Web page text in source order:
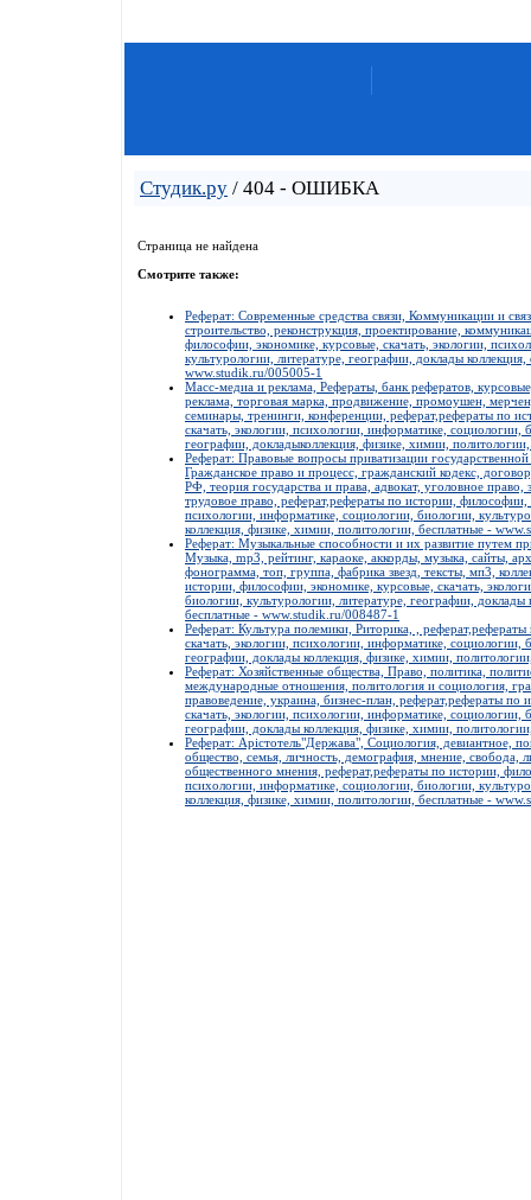
Студик.ру / 404 - ОШИБКА
Страница не найдена
Смотрите также:
Реферат: Современные средства связи, Коммуникации и
строительство, реконструкция, проектирование,
философии, экономике, курсовые, скачать, экологии,
культурологии, литературе, географии, доклады
www.studik.ru/005005-1
Масс-медиа и реклама, Рефераты, банк рефератов,
реклама, торговая марка, продвижение, промоушен,
семинары, тренинги, конференции, реферат,рефераты по
скачать, экологии, психологии, информатике, социологии,
географии, докладыколлекция, физике, химии,
Реферат: Правовые вопросы приватизации
Гражданское право и процесс, гражданский кодекс,
РФ, теория государства и права, адвокат, уголовное право,
трудовое право, реферат,рефераты по истории, философии,
психологии, информатике, социологии, биологии,
коллекция, физике, химии, политологии, бесплатные -
Реферат: Музыкальные способности и их развитие путем
Музыка, mp3, рейтинг, караоке, аккорды, музыка, сайты,
фонограмма, топ, группа, фабрика звезд, тексты, мп3,
истории, философии, экономике, курсовые, скачать,
биологии, культурологии, литературе, географии,
бесплатные - www.studik.ru/008487-1
Реферат: Культура полемики, Риторика, ,
скачать, экологии, психологии, информатике, социологии,
географии, доклады коллекция, физике, химии,
Реферат: Хозяйственные общества, Право, политика,
международные отношения, политология и социология,
правоведение, украина, бизнес-план, реферат,рефераты
скачать, экологии, психологии, информатике, социологии,
географии, доклады коллекция, физике, химии,
Реферат: Арістотель"Держава", Социология, девиантное,
общество, семья, личность, демография, мнение, свобода,
общественного мнения, реферат,рефераты по истории,
психологии, информатике, социологии, биологии,
коллекция, физике, химии, политологии, бесплатные -